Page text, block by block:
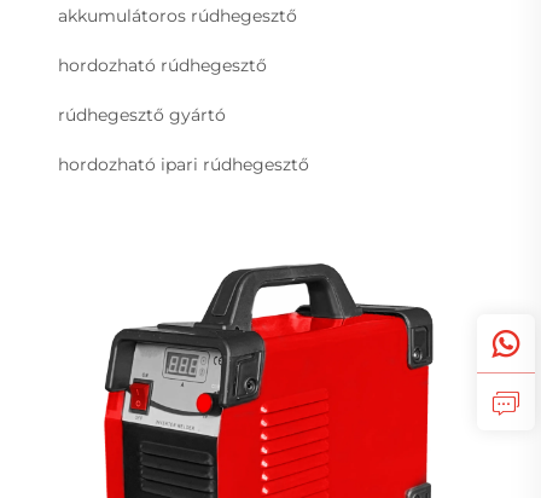
akkumulátoros rúdhegesztő
hordozható rúdhegesztő
rúdhegesztő gyártó
hordozható ipari rúdhegesztő